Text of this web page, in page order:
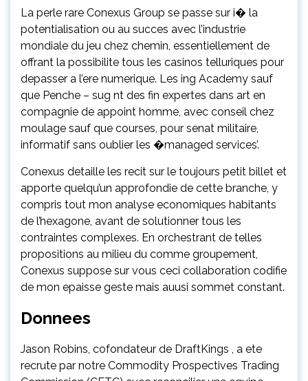
La perle rare Conexus Group se passe sur i� la
potentialisation ou au succes avec l’industrie
mondiale du jeu chez chemin, essentiellement de
offrant la possibilite tous les casinos telluriques pour
depasser a l’ere numerique. Les ing Academy sauf
que Penche – sug nt des fin expertes dans art en
compagnie de appoint homme, avec conseil chez
moulage sauf que courses, pour senat militaire,
informatif sans oublier les �managed services’.
Conexus detaille les recit sur le toujours petit billet et
apporte quelqu’un approfondie de cette branche, y
compris tout mon analyse economiques habitants
de l’hexagone, avant de solutionner tous les
contraintes complexes. En orchestrant de telles
propositions au milieu du comme groupement,
Conexus suppose sur vous ceci collaboration codifie
de mon epaisse geste mais auusi sommet constant.
Donnees
Jason Robins, cofondateur de DraftKings , a ete
recrute par notre Commodity Prospectives Trading